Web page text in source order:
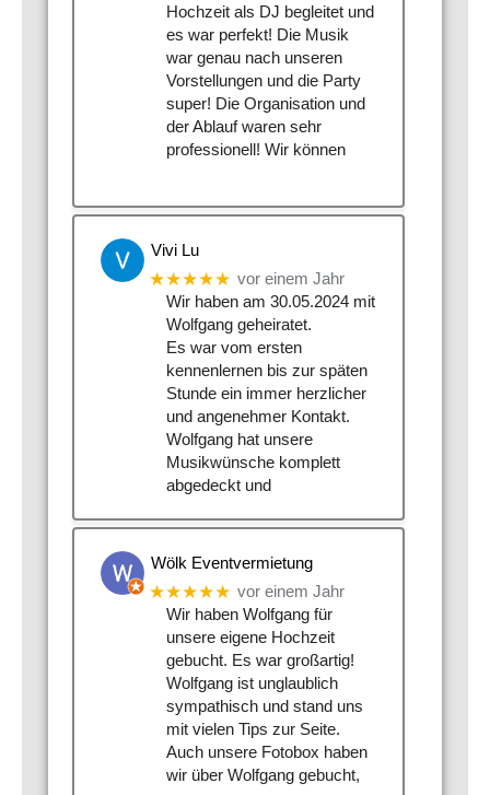
Hochzeit als DJ begleitet und
es war perfekt! Die Musik
war genau nach unseren
Vorstellungen und die Party
super! Die Organisation und
der Ablauf waren sehr
professionell! Wir können
Vivi Lu
★★★★★ vor einem Jahr
Wir haben am 30.05.2024 mit
Wolfgang geheiratet.
Es war vom ersten
kennenlernen bis zur späten
Stunde ein immer herzlicher
und angenehmer Kontakt.
Wolfgang hat unsere
Musikwünsche komplett
abgedeckt und
Wölk Eventvermietung
★★★★★ vor einem Jahr
Wir haben Wolfgang für
unsere eigene Hochzeit
gebucht. Es war großartig!
Wolfgang ist unglaublich
sympathisch und stand uns
mit vielen Tips zur Seite.
Auch unsere Fotobox haben
wir über Wolfgang gebucht,